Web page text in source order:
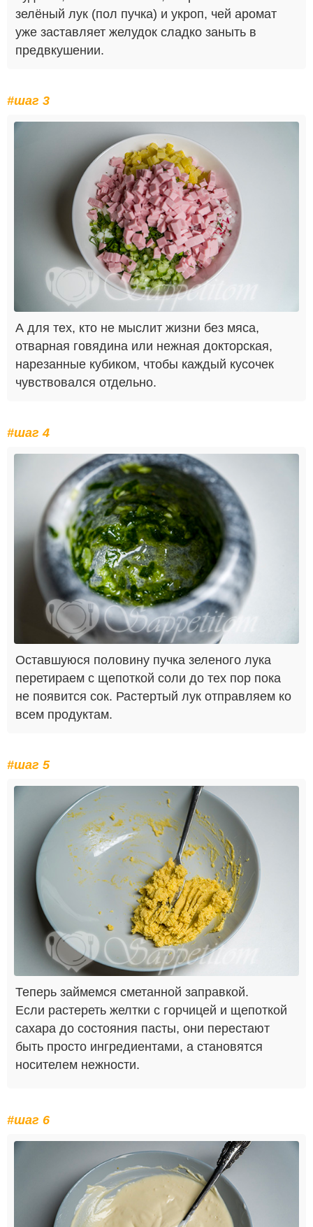
зелёный лук (пол пучка) и укроп, чей аромат
уже заставляет желудок сладко заныть в
предвкушении.
#шаг 3
А для тех, кто не мыслит жизни без мяса,
отварная говядина или нежная докторская,
нарезанные кубиком, чтобы каждый кусочек
чувствовался отдельно.
#шаг 4
Оставшуюся половину пучка зеленого лука
перетираем с щепоткой соли до тех пор пока
не появится сок. Растертый лук отправляем ко
всем продуктам.
#шаг 5
Теперь займемся сметанной заправкой.
Если растереть желтки с горчицей и щепоткой
сахара до состояния пасты, они перестают
быть просто ингредиентами, а становятся
носителем нежности.
#шаг 6